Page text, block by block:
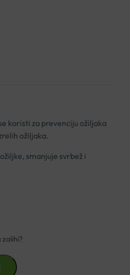
koristi za prevenciju ožiljaka
ožiljaka.
smanjuje svrbež i